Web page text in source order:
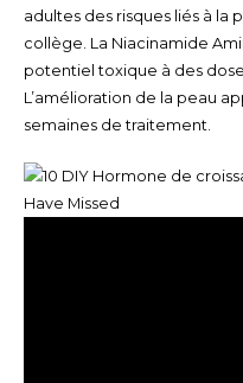
adultes des risques liés à la
collège. La Niacinamide
potentiel toxique à des
L’amélioration de la peau
semaines de traitement.